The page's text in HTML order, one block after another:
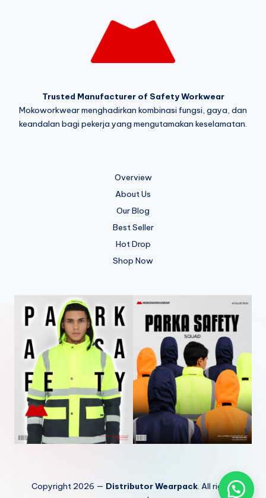
Trusted Manufacturer of Safety Workwear
Mokoworkwear menghadirkan kombinasi fungsi, gaya, dan
keandalan bagi pekerja yang mengutamakan keselamatan.
Overview
About Us
Our Blog
Best Seller
Hot Drop
Shop Now
Copyright 2026 — Distributor Wearpack. All rights